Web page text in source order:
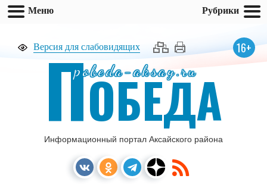
Версия для слабовидящих 16+
pobeda-aksay.ru
ПОБЕДА
Информационный портал Аксайского района
Меню Рубрики